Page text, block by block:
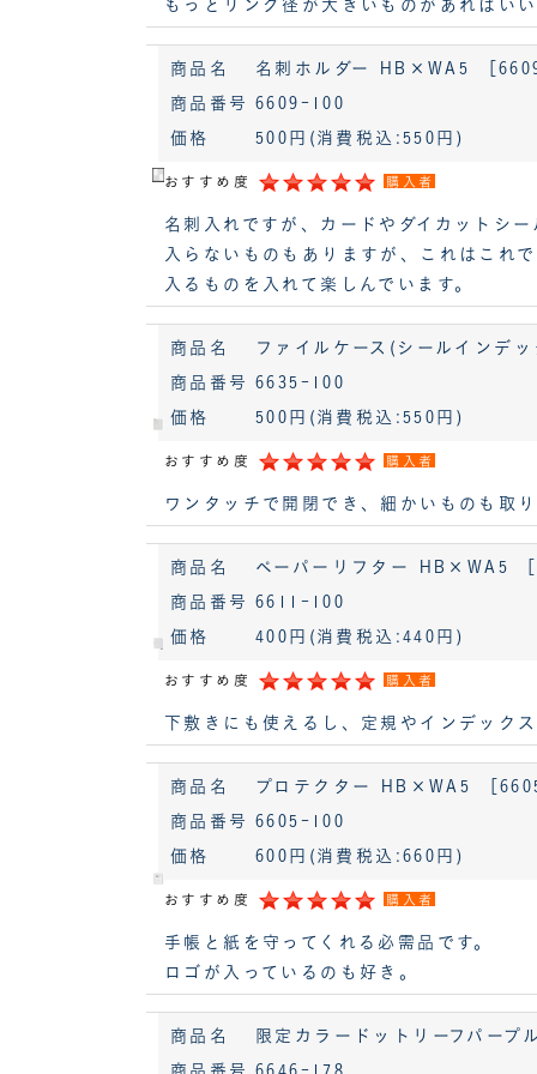
もっとリング径が大きいものがあればい
商品名 名刺ホルダー HB×WA5 ［
商品番号 6609-100
価格 500円 (消費税込:550円)
おすすめ度 購入者
名刺入れですが、カードやダイカットシ
入らないものもありますが、これはこれ
入るものを入れて楽しんでいます。
商品名 ファイルケース(シールインデ
商品番号 6635-100
価格 500円 (消費税込:550円)
おすすめ度 購入者
ワンタッチで開閉でき、細かいものも取
商品名 ペーパーリフター HB×WA5
商品番号 6611-100
価格 400円 (消費税込:440円)
おすすめ度 購入者
下敷きにも使えるし、定規やインデック
商品名 プロテクター HB×WA5 ［
商品番号 6605-100
価格 600円 (消費税込:660円)
おすすめ度 購入者
手帳と紙を守ってくれる必需品です。
ロゴが入っているのも好き。
商品名 限定カラードットリーフパー
商品番号 6646-178